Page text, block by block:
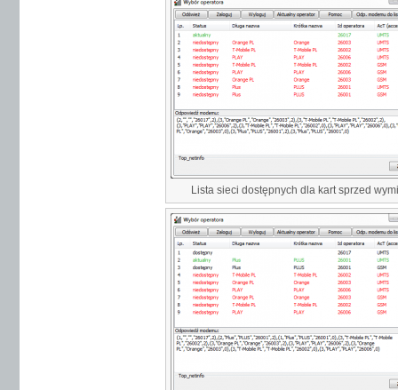
Lista sieci dostępnych dla kart sprzed